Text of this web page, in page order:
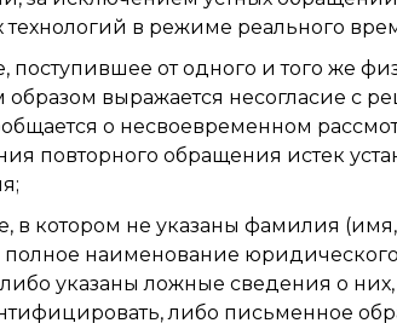
в режиме реального
от одного и того же
выражается несогласие с
о несвоевременном
повторного обращения истек
в котором не указаны фамилия (имя,
полное наименование
указаны ложные сведения о них,
либо письменное